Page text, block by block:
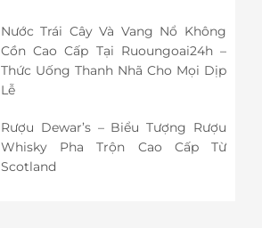
Nước Trái Cây Và Vang Nổ Không
Cồn Cao Cấp Tại Ruoungoai24h –
Thức Uống Thanh Nhã Cho Mọi Dịp
Lễ
Rượu Dewar’s – Biểu Tượng Rượu
Whisky Pha Trộn Cao Cấp Từ
Scotland